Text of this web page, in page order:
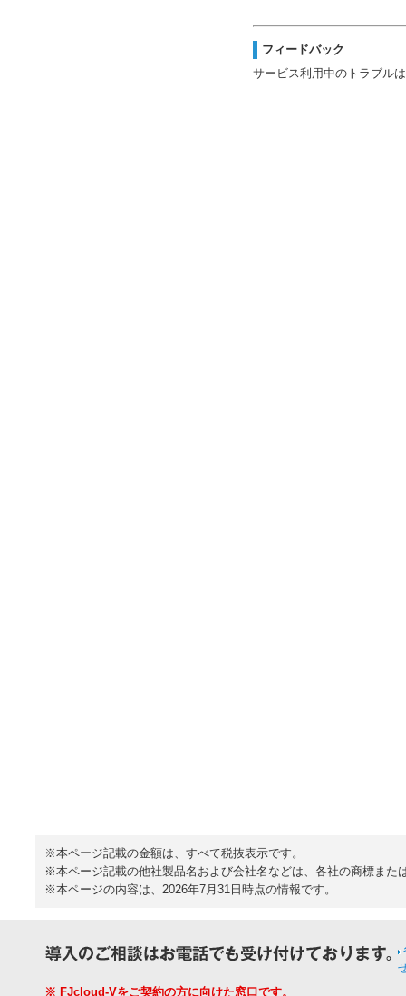
フィードバック
サービス利用中のトラブル
※本ページ記載の金額は、すべて税抜表示です。
※本ページ記載の他社製品名および会社名などは、各社の商標また
※本ページの内容は、2026年7月31日時点の情報です。
※ FJcloud-Vをご契約の方に向けた窓口です。